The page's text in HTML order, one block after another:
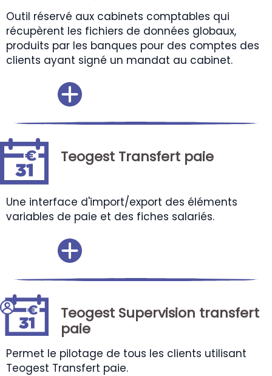
Outil réservé aux cabinets comptables qui
récupèrent les fichiers de données globaux,
produits par les banques pour des comptes des
clients ayant signé un mandat au cabinet.
Teogest Transfert paie
Une interface d'import/export des éléments
variables de paie et des fiches salariés.
Teogest Supervision transfert
paie
Permet le pilotage de tous les clients utilisant
Teogest Transfert paie.